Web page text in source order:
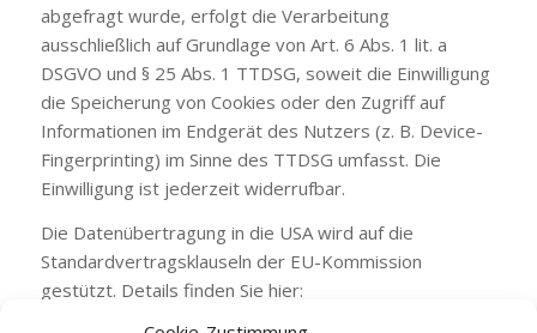
abgefragt wurde, erfolgt die Verarbeitung
ausschließlich auf Grundlage von Art. 6 Abs. 1 lit. a
DSGVO und § 25 Abs. 1 TTDSG, soweit die Einwilligung
die Speicherung von Cookies oder den Zugriff auf
Informationen im Endgerät des Nutzers (z. B. Device-
Fingerprinting) im Sinne des TTDSG umfasst. Die
Einwilligung ist jederzeit widerrufbar.
Die Datenübertragung in die USA wird auf die
Standardvertragsklauseln der EU-Kommission
gestützt. Details finden Sie hier: